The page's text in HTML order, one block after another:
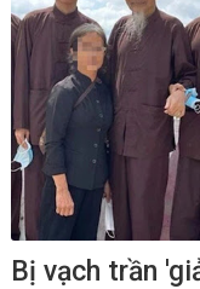
Bị vạch trần